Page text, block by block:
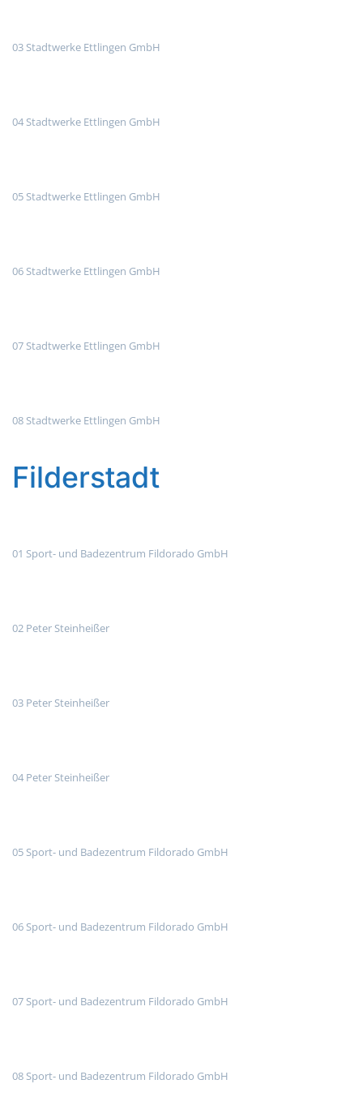
03 Stadtwerke Ettlingen GmbH
04 Stadtwerke Ettlingen GmbH
05 Stadtwerke Ettlingen GmbH
06 Stadtwerke Ettlingen GmbH
07 Stadtwerke Ettlingen GmbH
08 Stadtwerke Ettlingen GmbH
Filderstadt
01 Sport- und Badezentrum Fildorado GmbH
02 Peter Steinheißer
03 Peter Steinheißer
04 Peter Steinheißer
05 Sport- und Badezentrum Fildorado GmbH
06 Sport- und Badezentrum Fildorado GmbH
07 Sport- und Badezentrum Fildorado GmbH
08 Sport- und Badezentrum Fildorado GmbH